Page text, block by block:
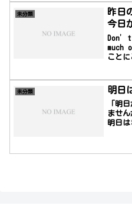
未分類
昨日
今日
much
こと
未分類 明日
「明
ません
明日